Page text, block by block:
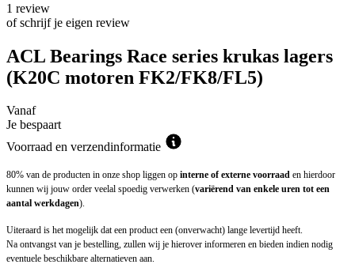
1 review
of schrijf je eigen review
ACL Bearings Race series krukas lagers
(K20C motoren FK2/FK8/FL5)
Vanaf
Je bespaart
Voorraad en verzendinformatie
80% van de producten in onze shop liggen op interne of externe voorraad en hierdoor
kunnen wij jouw order veelal spoedig verwerken (variërend van enkele uren tot een
aantal werkdagen).
Uiteraard is het mogelijk dat een product een (onverwacht) lange levertijd heeft.
Na ontvangst van je bestelling, zullen wij je hierover informeren en bieden indien nodig
eventuele beschikbare alternatieven aan.